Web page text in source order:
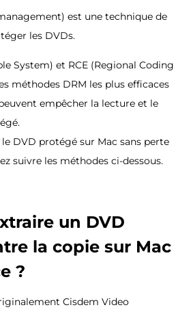
est une technique de
les DVDs.
System) et RCE (Regional Coding
méthodes DRM les plus efficaces
empêcher la lecture et le
DVD protégé sur Mac sans perte
suivre les méthodes ci-dessous.
un DVD
la copie sur Mac
?
Cisdem Video